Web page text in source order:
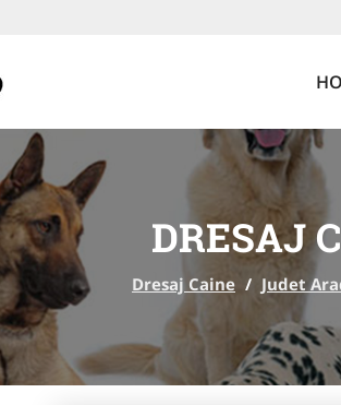
DRESAJ
Dresaj Caine / Judet